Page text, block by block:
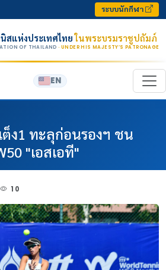
ระบบนักกีฬา
สแห่งประเทศไทยในพระบรมราชูปถัมภ์
OF THAILAND · UNDER HIS MAJESTY’S PATRONAGE
EN
ง1 ทะลุก่อนรองฯ ชน
"เอสเอที"
10